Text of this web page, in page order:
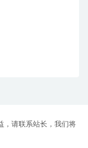
，请联系站长，我们将